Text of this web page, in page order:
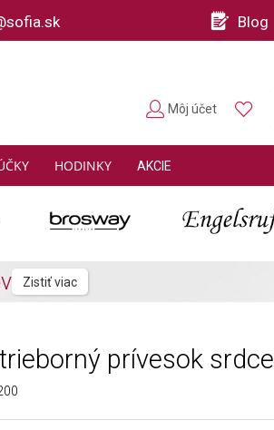
Blog
HODINKY AKCIE
Môj účet
prívesok srdce